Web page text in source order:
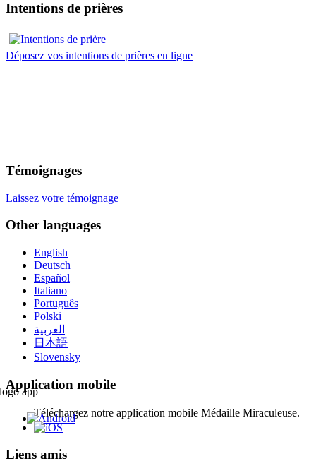
Intentions de prières
Déposez vos intentions de prières en ligne
Témoignages
Laissez votre témoignage
Other languages
English
Deutsch
Español
Italiano
Português
Polski
العربية
日本語
Slovensky
Application mobile
Téléchargez notre application mobile Médaille Miraculeuse.
Liens amis